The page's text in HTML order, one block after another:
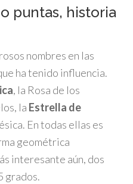
puntas, historia
nombres en las
ha tenido influencia.
, la Rosa de los
la Estrella de
En todas ellas es
geométrica
interesante aún, dos
grados.